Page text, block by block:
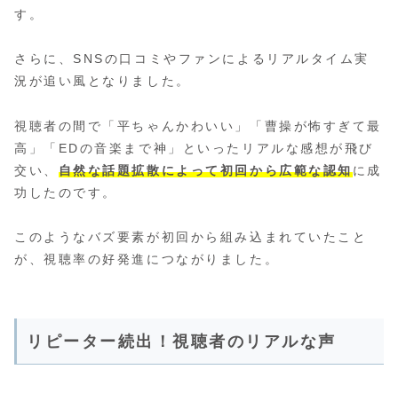
す。
さらに、SNSの口コミやファンによるリアルタイム実
況が追い風となりました。
視聴者の間で「平ちゃんかわいい」「曹操が怖すぎて最
高」「EDの音楽まで神」といったリアルな感想が飛び
交い、 自然な話題拡散によって初回から広範な認知に成
功したのです。
このようなバズ要素が初回から組み込まれていたこと
が、視聴率の好発進につながりました。
リピーター続出！視聴者のリアルな声